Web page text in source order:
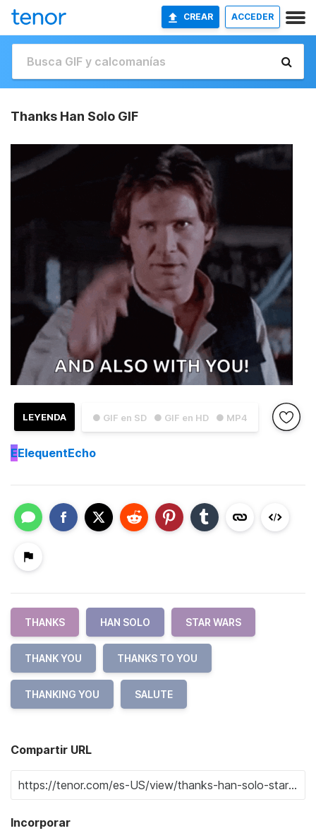
CREAR ACCEDER
Thanks Han Solo GIF
● GIF en SD ● GIF en HD ● MP4
LEYENDA
EElequentEcho
THANKS HAN SOLO STAR WARS
THANK YOU THANKS TO YOU
THANKING YOU SALUTE
Compartir URL
Incorporar